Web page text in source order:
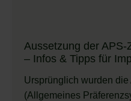
Aussetzung der
– Infos & Tipps für
Ursprünglich wurden
(Allgemeines